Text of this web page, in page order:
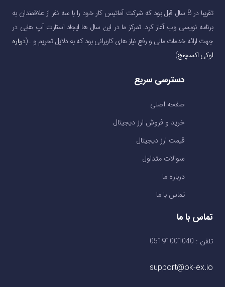
تقریبا در 8 سال قبل بود که شرکت آماتیس کار خود را با سه نفر از علاقمندان به
برنامه نویسی وب آغاز کرد. تمرکز ما در این سال ها ایجاد استارت آپ هایی در
جهت ارائه خدمات مالی و رفع نیاز های کاربرانی بود که به دلایل تحریم و …(درباره
اوکی اکسچنج)
دسترسی سریع
صفحه اصلی
خرید و فروش ارز دیجیتال
قیمت ارز دیجیتال
سوالات متداول
درباره ما
تماس با ما
تماس با ما
تلفن : 05191001040
support@ok-ex.io